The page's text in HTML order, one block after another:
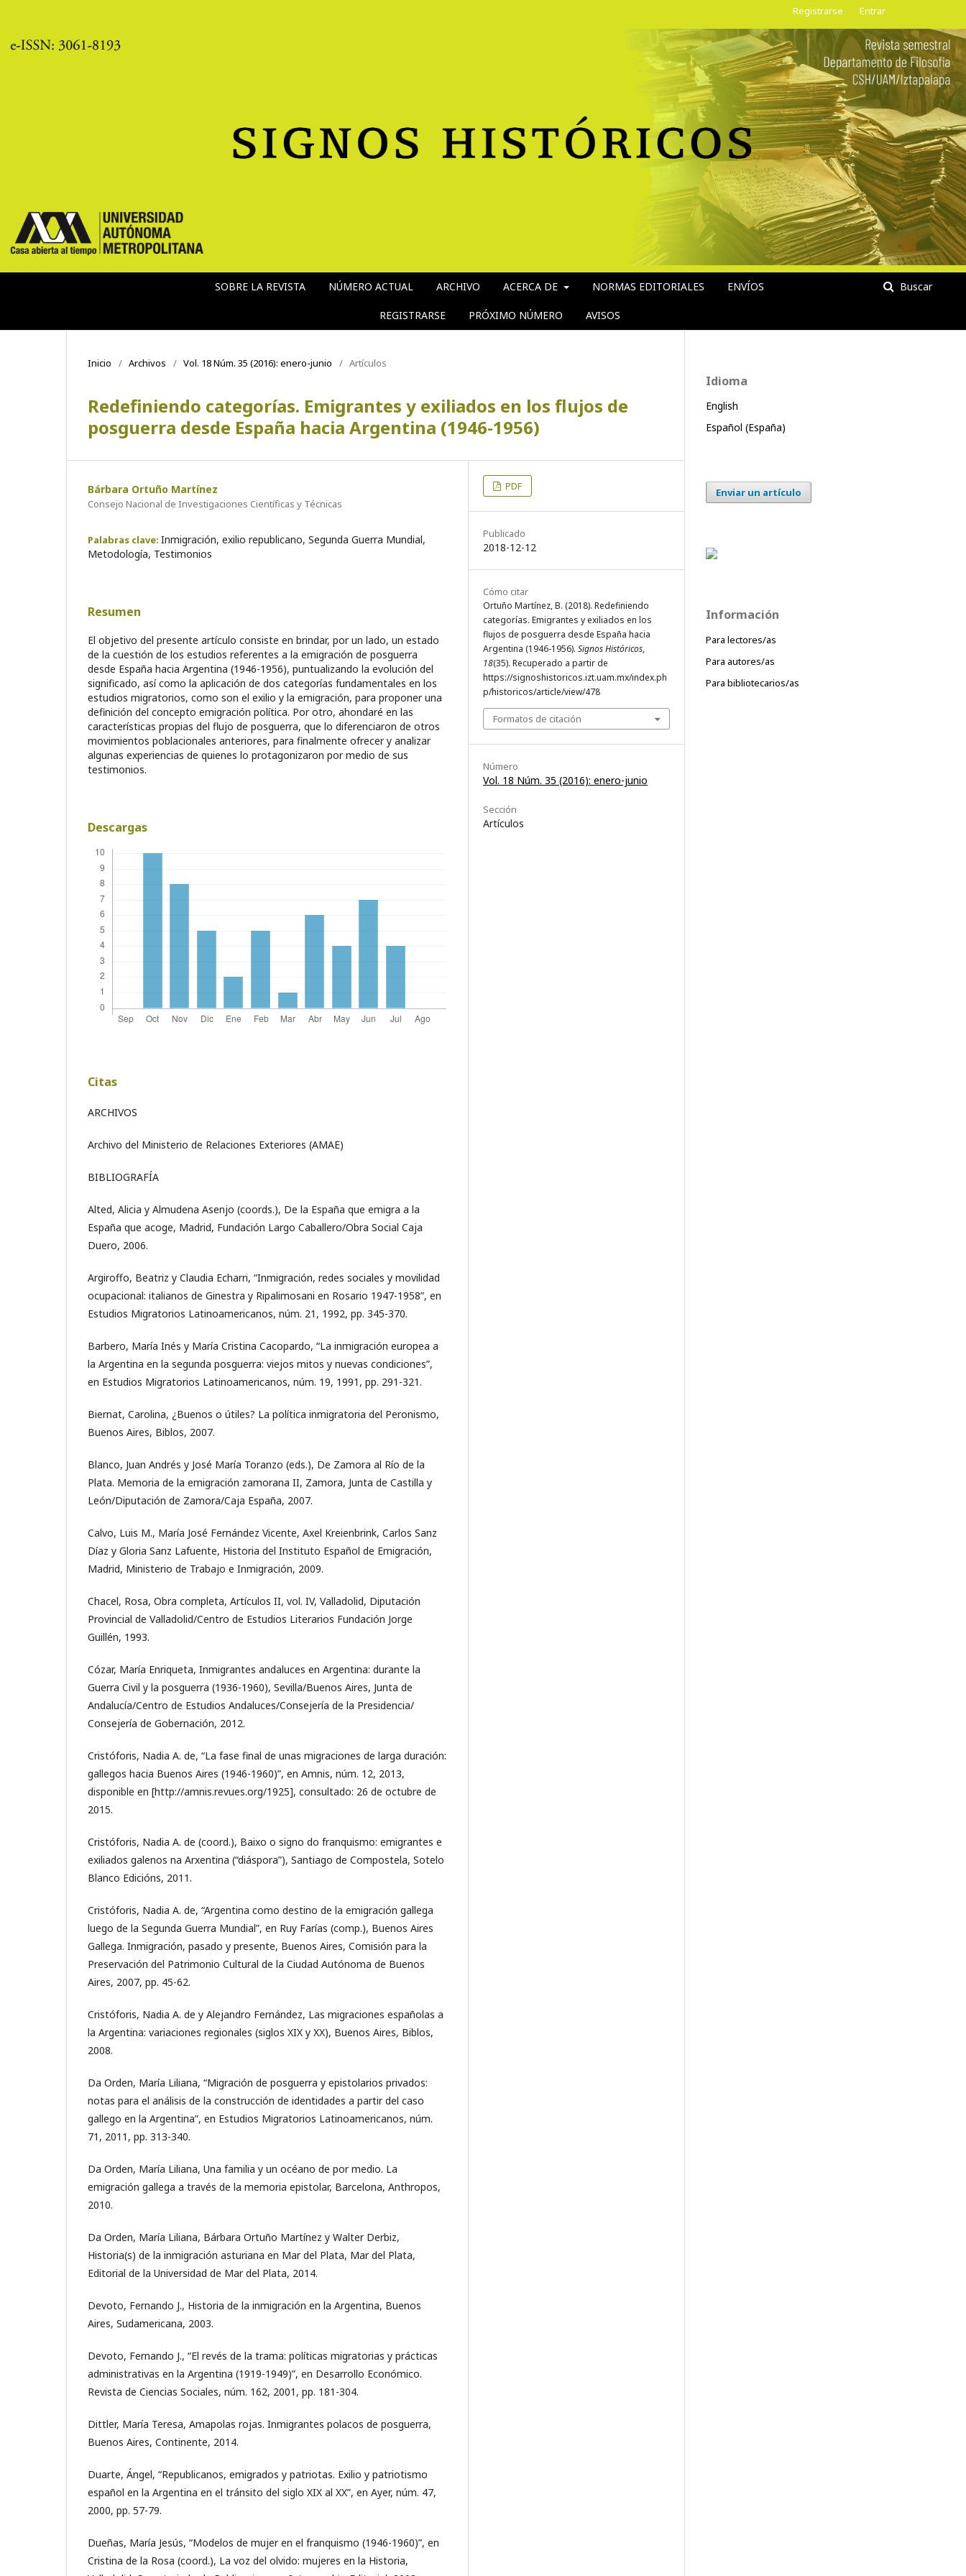
SOBRE LA REVISTA NÚMERO ACTUAL ARCHIVO ACERCA DE NORMAS EDITORIALES ENVÍOS
REGISTRARSE PRÓXIMO NÚMERO AVISOS
Buscar
Registrarse Entrar
Inicio / Archivos / Vol. 18 Núm. 35 (2016): enero-junio / Artículos
Redefiniendo categorías. Emigrantes y exiliados en los flujos de
posguerra desde España hacia Argentina (1946-1956)
Bárbara Ortuño Martínez
Consejo Nacional de Investigaciones Científicas y Técnicas
Palabras clave: Inmigración, exilio republicano, Segunda Guerra Mundial,
Metodología, Testimonios
Resumen
El objetivo del presente artículo consiste en brindar, por un lado, un estado
de la cuestión de los estudios referentes a la emigración de posguerra
desde España hacia Argentina (1946-1956), puntualizando la evolución del
significado, así como la aplicación de dos categorías fundamentales en los
estudios migratorios, como son el exilio y la emigración, para proponer una
definición del concepto emigración política. Por otro, ahondaré en las
características propias del flujo de posguerra, que lo diferenciaron de otros
movimientos poblacionales anteriores, para finalmente ofrecer y analizar
algunas experiencias de quienes lo protagonizaron por medio de sus
testimonios.
Descargas
Citas
ARCHIVOS
Archivo del Ministerio de Relaciones Exteriores (AMAE)
BIBLIOGRAFÍA
Alted, Alicia y Almudena Asenjo (coords.), De la España que emigra a la
España que acoge, Madrid, Fundación Largo Caballero/Obra Social Caja
Duero, 2006.
Argiroffo, Beatriz y Claudia Echarri, “Inmigración, redes sociales y movilidad
ocupacional: italianos de Ginestra y Ripalimosani en Rosario 1947-1958”, en
Estudios Migratorios Latinoamericanos, núm. 21, 1992, pp. 345-370.
Barbero, María Inés y María Cristina Cacopardo, “La inmigración europea a
la Argentina en la segunda posguerra: viejos mitos y nuevas condiciones”,
en Estudios Migratorios Latinoamericanos, núm. 19, 1991, pp. 291-321.
Biernat, Carolina, ¿Buenos o útiles? La política inmigratoria del Peronismo,
Buenos Aires, Biblos, 2007.
Blanco, Juan Andrés y José María Toranzo (eds.), De Zamora al Río de la
Plata. Memoria de la emigración zamorana II, Zamora, Junta de Castilla y
León/Diputación de Zamora/Caja España, 2007.
Calvo, Luis M., María José Fernández Vicente, Axel Kreienbrink, Carlos Sanz
Díaz y Gloria Sanz Lafuente, Historia del Instituto Español de Emigración,
Madrid, Ministerio de Trabajo e Inmigración, 2009.
Chacel, Rosa, Obra completa, Artículos II, vol. IV, Valladolid, Diputación
Provincial de Valladolid/Centro de Estudios Literarios Fundación Jorge
Guillén, 1993.
Cózar, María Enriqueta, Inmigrantes andaluces en Argentina: durante la
Guerra Civil y la posguerra (1936-1960), Sevilla/Buenos Aires, Junta de
Andalucía/Centro de Estudios Andaluces/Consejería de la Presidencia/
Consejería de Gobernación, 2012.
Cristóforis, Nadia A. de, “La fase final de unas migraciones de larga duración:
gallegos hacia Buenos Aires (1946-1960)”, en Amnis, núm. 12, 2013,
disponible en [http://amnis.revues.org/1925], consultado: 26 de octubre de
2015.
Cristóforis, Nadia A. de (coord.), Baixo o signo do franquismo: emigrantes e
exiliados galenos na Arxentina (“diáspora”), Santiago de Compostela, Sotelo
Blanco Edicións, 2011.
Cristóforis, Nadia A. de, “Argentina como destino de la emigración gallega
luego de la Segunda Guerra Mundial”, en Ruy Farías (comp.), Buenos Aires
Gallega. Inmigración, pasado y presente, Buenos Aires, Comisión para la
Preservación del Patrimonio Cultural de la Ciudad Autónoma de Buenos
Aires, 2007, pp. 45-62.
Cristóforis, Nadia A. de y Alejandro Fernández, Las migraciones españolas a
la Argentina: variaciones regionales (siglos XIX y XX), Buenos Aires, Biblos,
2008.
Da Orden, María Liliana, “Migración de posguerra y epistolarios privados:
notas para el análisis de la construcción de identidades a partir del caso
gallego en la Argentina”, en Estudios Migratorios Latinoamericanos, núm.
71, 2011, pp. 313-340.
Da Orden, María Liliana, Una familia y un océano de por medio. La
emigración gallega a través de la memoria epistolar, Barcelona, Anthropos,
2010.
Da Orden, María Liliana, Bárbara Ortuño Martínez y Walter Derbiz,
Historia(s) de la inmigración asturiana en Mar del Plata, Mar del Plata,
Editorial de la Universidad de Mar del Plata, 2014.
Devoto, Fernando J., Historia de la inmigración en la Argentina, Buenos
Aires, Sudamericana, 2003.
Devoto, Fernando J., “El revés de la trama: políticas migratorias y prácticas
administrativas en la Argentina (1919-1949)”, en Desarrollo Económico.
Revista de Ciencias Sociales, núm. 162, 2001, pp. 181-304.
Dittler, María Teresa, Amapolas rojas. Inmigrantes polacos de posguerra,
Buenos Aires, Continente, 2014.
Duarte, Ángel, “Republicanos, emigrados y patriotas. Exilio y patriotismo
español en la Argentina en el tránsito del siglo XIX al XX”, en Ayer, núm. 47,
2000, pp. 57-79.
Dueñas, María Jesús, “Modelos de mujer en el franquismo (1946-1960)”, en
Cristina de la Rosa (coord.), La voz del olvido: mujeres en la Historia,
PDF
Publicado
2018-12-12
Cómo citar
Ortuño Martínez, B. (2018). Redefiniendo
categorías. Emigrantes y exiliados en los
flujos de posguerra desde España hacia
Argentina (1946-1956). Signos Históricos,
18(35). Recuperado a partir de
https://signoshistoricos.izt.uam.mx/index.ph
p/historicos/article/view/478
Formatos de citación
Número
Vol. 18 Núm. 35 (2016): enero-junio
Sección
Artículos
Idioma
English
Español (España)
Enviar un artículo
Información
Para lectores/as
Para autores/as
Para bibliotecarios/as